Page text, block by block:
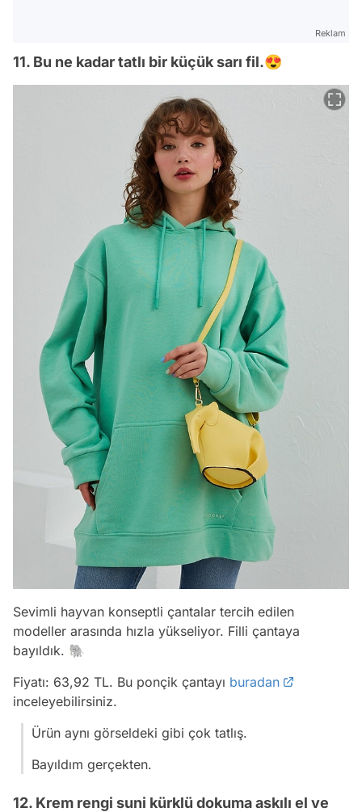
Reklam
11. Bu ne kadar tatlı bir küçük sarı fil.😍
Sevimli hayvan konseptli çantalar tercih edilen
modeller arasında hızla yükseliyor. Filli çantaya
bayıldık. 🐘
Fiyatı: 63,92 TL. Bu ponçik çantayı buradan
inceleyebilirsiniz.
Ürün aynı görseldeki gibi çok tatlış.
Bayıldım gerçekten.
12. Krem rengi suni kürklü dokuma askılı el ve